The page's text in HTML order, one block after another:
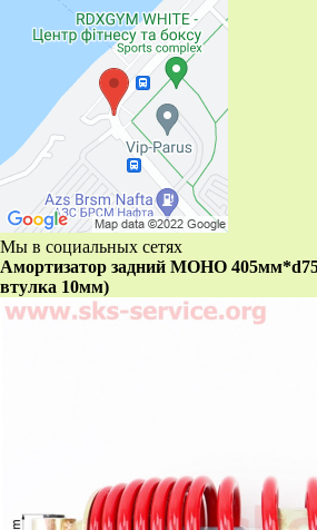
Мы в социальных сетях
Амортизатор задний МОНО
втулка 10мм)